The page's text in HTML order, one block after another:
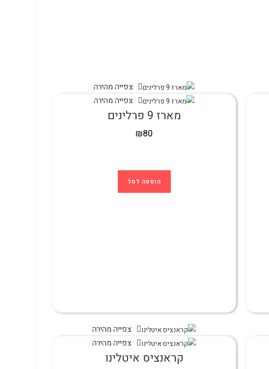
צפייה מהירה
צפייה מהירה
מארז 9 פרלינים
₪80
הוספה לסל
צפייה מהירה
צפייה מהירה
קראנציס איטלינו